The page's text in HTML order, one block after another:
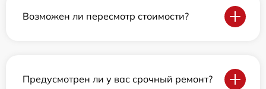
Возможен ли пересмотр стоимости?
Предусмотрен ли у вас срочный ремонт?